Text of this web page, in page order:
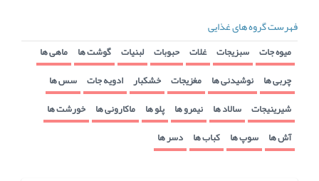
فهرست گروه های غذایی
میوه جات سبزیجات غلات حبوبات لبنیات گوشت ها ماهی ها
چربی ها نوشیدنی ها مغزیجات خشکبار ادویه جات سس ها
شیرینیجات سالاد ها نیمرو ها پلو ها ماکارونی ها خورشت ها
آش ها سوپ ها کباب ها دسر ها